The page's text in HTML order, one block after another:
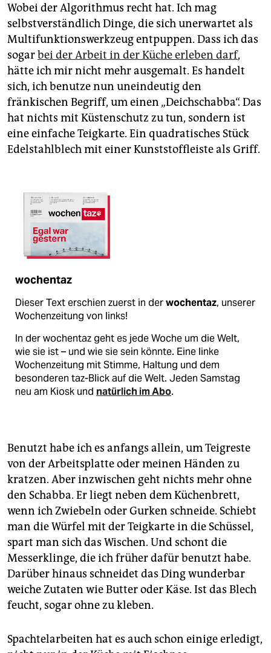
Wobei der Algorithmus recht hat. Ich mag
selbstverständlich Dinge, die sich unerwartet als
Multifunktionswerkzeug entpuppen. Dass ich das
sogarbei der Arbeit in der Küche erleben darf,
hätte ich mir nicht mehr ausgemalt. Es handelt
sich, ich benutze nun uneindeutig den
fränkischen Begriff, um einen „Deichschabba“. Das
hat nichts mit Küstenschutz zu tun, sondern ist
eine einfache Teigkarte. Ein quadratisches Stück
Edelstahlblech mit einer Kunststoffleiste als Griff.
wochentaz
Dieser Text erschien zuerst in derwochentaz, unserer
Wochenzeitung von links!
In der wochentaz geht es jede Woche um die Welt,
wie sie ist – und wie sie sein könnte. Eine linke
Wochenzeitung mit Stimme, Haltung und dem
besonderen taz-Blick auf die Welt. Jeden Samstag
neu am Kiosk und natürlich im Abo.
Benutzt habe ich es anfangs allein, um Teigreste
von der Arbeitsplatte oder meinen Händen zu
kratzen. Aber inzwischen geht nichts mehr ohne
den Schabba. Er liegt neben dem Küchenbrett,
wenn ich Zwiebeln oder Gurken schneide. Schiebt
man die Würfel mit der Teigkarte in die Schüssel,
spart man sich das Wischen. Und schont die
Messerklinge, die ich früher dafür benutzt habe.
Darüber hinaus schneidet das Ding wunderbar
weiche Zutaten wie Butter oder Käse. Ist das Blech
feucht, sogar ohne zu kleben.
Spachtelarbeiten hat es auch schon einige erledigt,